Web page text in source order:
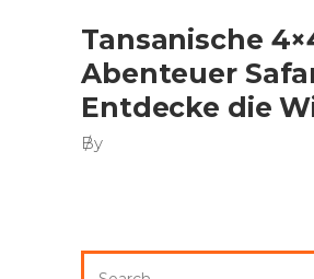
Tansanische
Abenteuer
Entdecke die
By